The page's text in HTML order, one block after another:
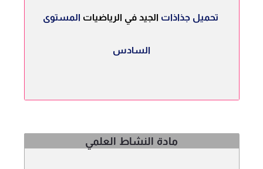
تحميل جذاذات الجيد في الرياضيات المستوى
السادس
مادة النشاط العلمي